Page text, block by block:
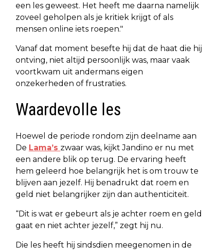
een les geweest. Het heeft me daarna namelijk
zoveel geholpen als je kritiek krijgt of als
mensen online iets roepen."
Vanaf dat moment besefte hij dat de haat die hij
ontving, niet altijd persoonlijk was, maar vaak
voortkwam uit andermans eigen
onzekerheden of frustraties.
Waardevolle les
Hoewel de periode rondom zijn deelname aan
De Lama’s zwaar was, kijkt Jandino er nu met
een andere blik op terug. De ervaring heeft
hem geleerd hoe belangrijk het is om trouw te
blijven aan jezelf. Hij benadrukt dat roem en
geld niet belangrijker zijn dan authenticiteit.
“Dit is wat er gebeurt als je achter roem en geld
gaat en niet achter jezelf,” zegt hij nu.
Die les heeft hij sindsdien meegenomen in de